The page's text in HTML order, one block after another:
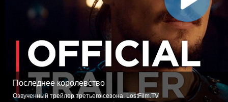
Последнее королевство
Озвученный трейлер третьего сезона. LostFilm.TV